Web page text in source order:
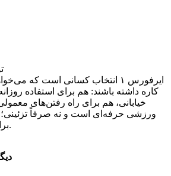
ایرفورس ۱ انتخاب کسانی است که
کاره داشته باشند: هم برای استفاده
خیابانی، هم برای راه رفتن‌های
ورزشی حرفه‌ای است و نه صرفاً
برای استفاده مداوم.